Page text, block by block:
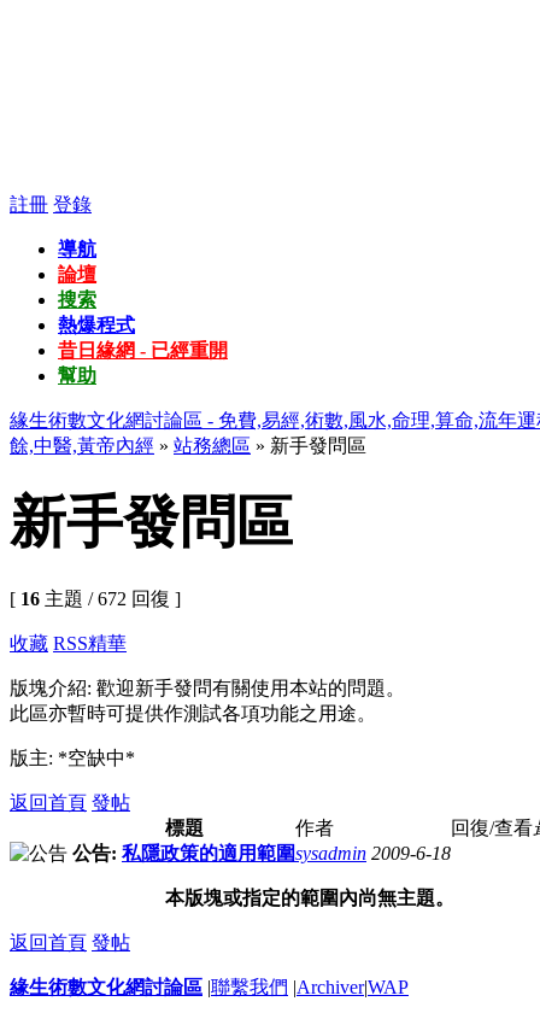
註冊 登錄
導航
論壇
搜索
熱爆程式
昔日緣網 - 已經重開
幫助
緣生術數文化網討論區 - 免費,易經,術數,風水,命理,算命,流年
餘,中醫,黃帝內經 » 站務總區 » 新手發問區
新手發問區
[ 16 主題 / 672 回復 ]
收藏 RSS精華
版塊介紹: 歡迎新手發問有關使用本站的問題。
此區亦暫時可提供作測試各項功能之用途。
版主: *空缺中*
返回首頁 發帖
標題
作者 回復/查看
公告: 私隱政策的適用範圍sysadmin 2009-6-18
本版塊或指定的範圍內尚無主題。
返回首頁 發帖
緣生術數文化網討論區 |聯繫我們 |Archiver|WAP